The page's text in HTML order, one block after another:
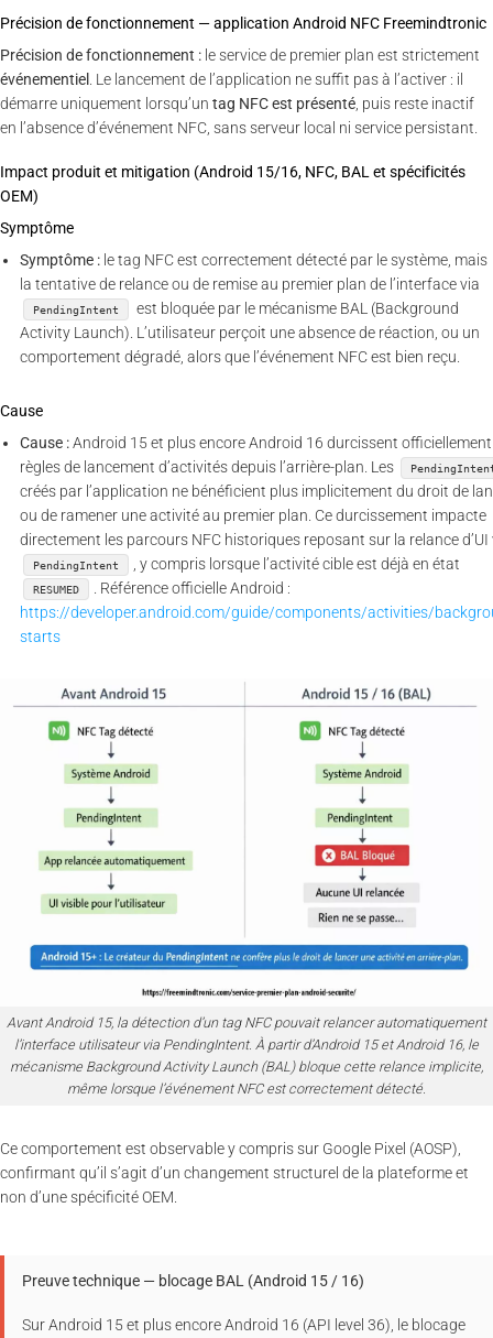
Précision de fonctionnement — application Android NFC Freemindtronic
Précision de fonctionnement : le service de premier plan est strictement
événementiel
. Le lancement de l’application ne suffit pas à l’activer : il
démarre uniquement lorsqu’un tag NFC est présenté , puis reste inactif
en l’absence d’événement NFC, sans serveur local ni service persistant.
Impact produit et mitigation (Android 15/16, NFC, BAL et spécificités
OEM)
Symptôme
Symptôme : le tag NFC est correctement détecté par le système, mais
la tentative de relance ou de remise au premier plan de l’interface via
PendingIntent
est bloquée par le mécanisme BAL (Background
Activity Launch). L’utilisateur perçoit une absence de réaction, ou un
comportement dégradé, alors que l’événement NFC est bien reçu.
Cause
Cause :Android 15 et plus encore Android 16 durcissent
règles de lancement d’activités depuis l’arrière-plan. Les
créés par l’application ne bénéficient plus implicitement du droit de
ou de ramener une activité au premier plan. Ce durcissement impacte
directement les parcours NFC historiques reposant sur la relance d’UI
PendingIntent , y compris lorsque l’activité cible est déjà en état
RESUMED
. Référence officielle Android :
https://developer.android.com/guide/components/activities/
starts
Avant Android 15, la détection d’un tag NFC pouvait relancer automatiquement
l’interface utilisateur via PendingIntent. À partir d’Android 15 et Android 16, le
mécanisme Background Activity Launch (BAL) bloque cette relance implicite,
même lorsque l’événement NFC est correctement détecté.
Ce comportement est observable y compris sur Google Pixel (AOSP),
confirmant qu’il s’agit d’un changement structurel de la plateforme et
non d’une spécificité OEM.
Preuve technique — blocage BAL (Android 15 / 16)
Sur Android 15 et plus encore Android 16 (API level 36), le blocage